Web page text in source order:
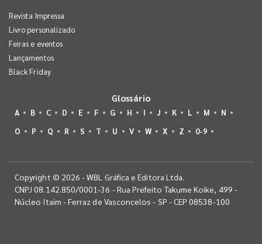
Revista Impressa
Livro personalizado
Feiras e eventos
Lançamentos
Black Friday
Glossário
A B C D E F G H I J K L M
N
O
P Q R S T U V W X Z 0-9
Copyright © 2026 - WBL Gráfica e Editora Ltda.
CNPJ 08.142.850/0001-36 - Rua Prefeito Takume Koike, 499 -
Núcleo Itaim - Ferraz de Vasconcelos - SP - CEP 08538-100